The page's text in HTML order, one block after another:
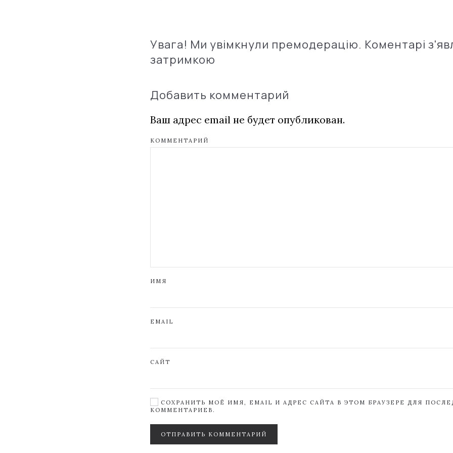
Увага! Ми увімкнули премодерацію. Коментарі
затримкою
Добавить комментарий
Ваш адрес email не будет опубликован.
КОММЕНТАРИЙ
ИМЯ
EMAIL
САЙТ
СОХРАНИТЬ МОЁ ИМЯ, EMAIL И АДРЕС САЙТА В ЭТОМ БРАУЗЕРЕ ДЛЯ
КОММЕНТАРИЕВ.
ОТПРАВИТЬ КОММЕНТАРИЙ